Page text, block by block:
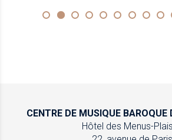
CENTRE DE MUSIQUE BAROQUE
Hôtel des Menus-